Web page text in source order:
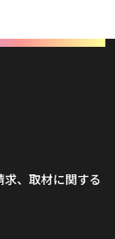
、取材に関する